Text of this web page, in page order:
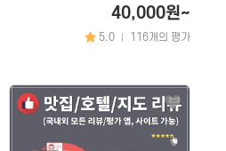
40,000원~
5.0 116개의 평가